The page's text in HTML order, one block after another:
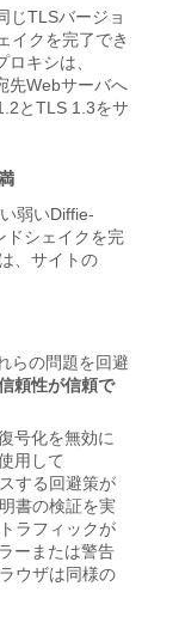
じTLSバージョ
イクを完了でき
キシは、
先Webサーバへ
とTLS 1.3をサ
弱いDiffie-
ドシェイクを完
、サイトの
らの問題を回避
頼性が信頼で
号化を無効に
用して
する回避策が
書の検証を実
ラフィックが
ーまたは警告
ウザは同様の